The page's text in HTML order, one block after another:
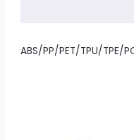
ABS/PP/PET/TPU/TPE/